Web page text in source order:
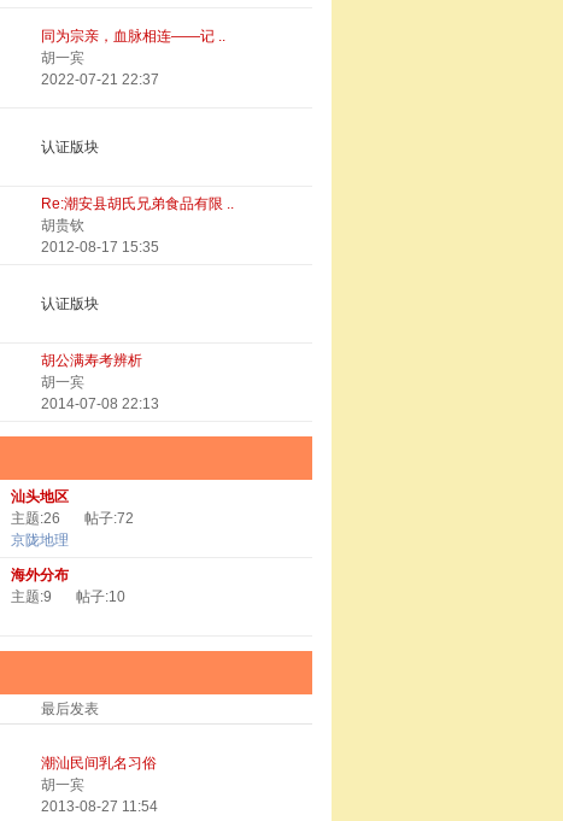
同为宗亲，血脉相连——记 ..
胡一宾
2022-07-21 22:37
认证版块
Re:潮安县胡氏兄弟食品有限 ..
胡贵钦
2012-08-17 15:35
认证版块
胡公满寿考辨析
胡一宾
2014-07-08 22:13
汕头地区
主题:26
帖子:72
京陇地理
海外分布
主题:9
帖子:10
最后发表
潮汕民间乳名习俗
胡一宾
2013-08-27 11:54